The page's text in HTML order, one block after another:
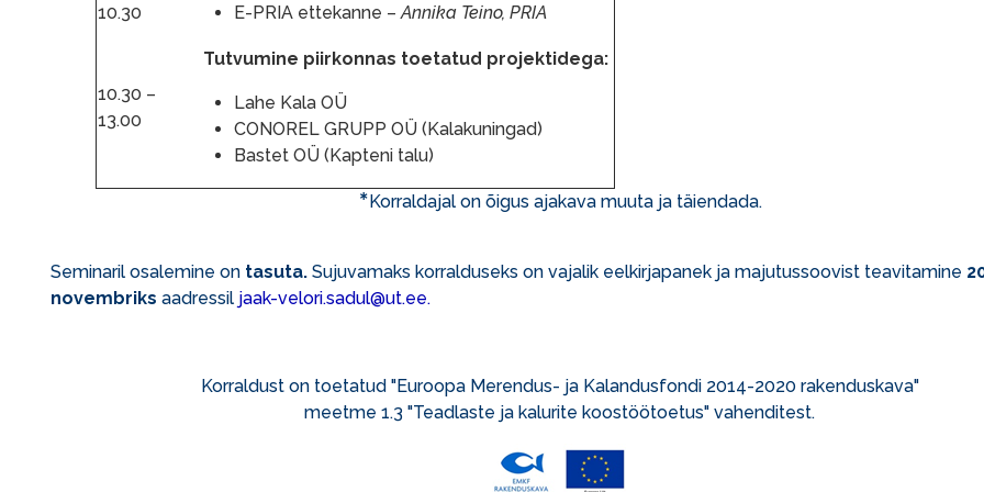
10.30 E-PRIA ettekanne –Annika Teino, PRIA
10.30 –
13.00
Tutvumine piirkonnas toetatud projektidega:
Lahe Kala OÜ
CONOREL GRUPP OÜ (Kalakuningad)
Bastet OÜ (Kapteni talu)
* Korraldajal on õigus ajakava muuta ja täiendada.
Seminaril osalemine on tasuta. Sujuvamaks korralduseks on vajalik eelkirjapanek ja majutussoovist teavitamine
novembriks aadressil jaak-velori.sadul@ut.ee.
Korraldust on toetatud "Euroopa Merendus- ja Kalandusfondi 2014-2020 rakenduskava"
meetme 1.3 "Teadlaste ja kalurite koostöötoetus" vahenditest.